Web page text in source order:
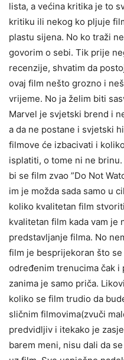
lista, a većina kritika je to
kritiku ili nekog ko pljuje
plastu sijena. No ko traži
govorim o sebi. Tik prije
recenzije, shvatim da
ovaj film nešto grozno i
vrijeme. No ja želim biti
Marvel je svjetski brend i
a da ne postane i svjetski
filmove će izbacivati i
isplatiti, o tome ni ne
bi se film zvao ”Do Not
im je možda sada samo u
koliko kvalitetan film
kvalitetan film kada vam je
predstavljanje filma. No
film je besprijekoran što
određenim trenucima čak i
zanima je samo priča.
koliko se film trudio da
sličnim filmovima(zvuči
predvidljiv i itekako je
barem meni, nisu dali da